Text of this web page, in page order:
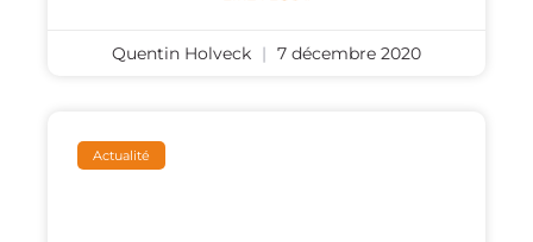
Quentin Holveck 7 décembre 2020
Actualité